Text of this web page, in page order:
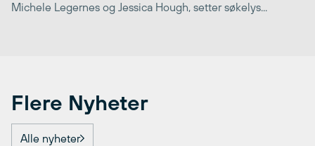
Michele Legernes og Jessica Hough, setter søkelys...
Flere Nyheter
Alle nyheter